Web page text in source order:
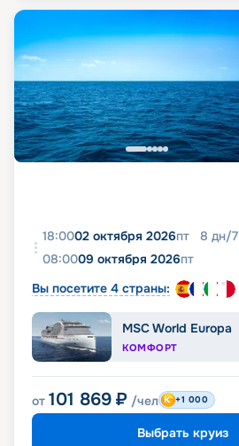
18:0002 октября 2026пт 8 дн/7
08:0009 октября 2026пт
Вы посетите 4 страны:
MSC World Europa
КОМФОРТ
от 101 869 ₽ /чел +1 000
Выбрать круиз